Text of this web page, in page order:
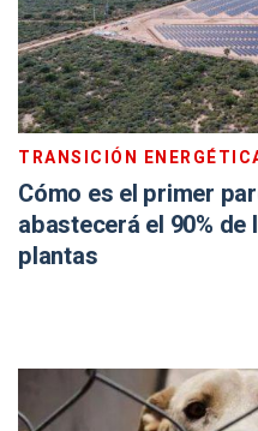
TRANSICIÓN
Cómo es el primer
abastecerá el 90% de
plantas